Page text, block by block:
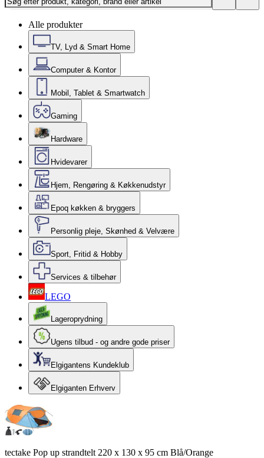
Alle produkter
TV, Lyd & Smart Home
Computer & Kontor
Mobil, Tablet & Smartwatch
Gaming
Hardware
Hvidevarer
Hjem, Rengøring & Køkkenudstyr
Epoq køkken & bryggers
Personlig pleje, Skønhed & Velvære
Sport, Fritid & Hobby
Services & tilbehør
LEGO
Lageroprydning
Ugens tilbud - og andre gode priser
Elgigantens Kundeklub
Elgiganten Erhverv
tectake Pop up strandtelt 220 x 130 x 95 cm Blå/Orange